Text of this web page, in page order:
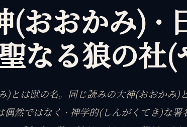
(おおかみ) ·
なる狼の社(
)とは獣の名。同じ読みの大神(おおかみ)
偶然ではなく · 神学的(しんがくてき)な